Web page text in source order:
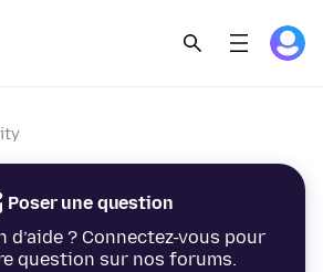
Poser une question
d’aide ? Connectez-vous pour
question sur nos forums.